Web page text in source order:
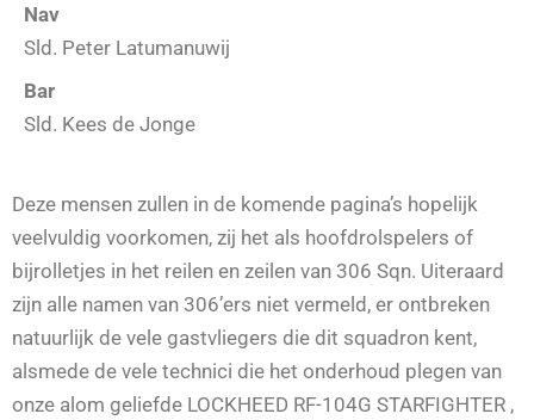
Nav
Sld. Peter Latumanuwij
Bar
Sld. Kees de Jonge
Deze mensen zullen in de komende pagina’s hopelijk
veelvuldig voorkomen, zij het als hoofdrolspelers of
bijrolletjes in het reilen en zeilen van 306 Sqn. Uiteraard
zijn alle namen van 306’ers niet vermeld, er ontbreken
natuurlijk de vele gastvliegers die dit squadron kent,
alsmede de vele technici die het onderhoud plegen van
onze alom geliefde LOCKHEED RF-104G STARFIGHTER ,